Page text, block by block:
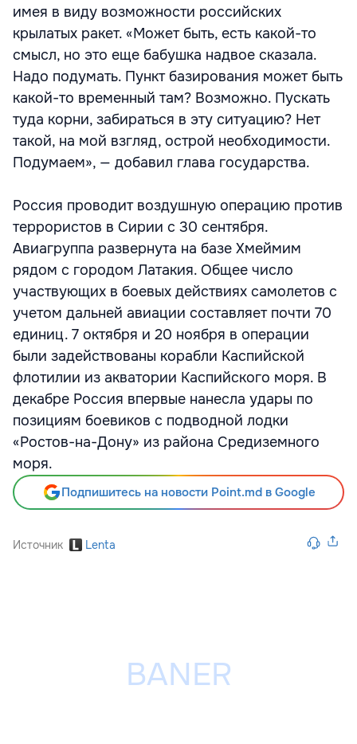
имея в виду возможности российских
крылатых ракет. «Может быть, есть какой-то
смысл, но это еще бабушка надвое сказала.
Надо подумать. Пункт базирования может быть
какой-то временный там? Возможно. Пускать
туда корни, забираться в эту ситуацию? Нет
такой, на мой взгляд, острой необходимости.
Подумаем», — добавил глава государства.
Россия проводит воздушную операцию против
террористов в Сирии с 30 сентября.
Авиагруппа развернута на базе Хмеймим
рядом с городом Латакия. Общее число
участвующих в боевых действиях самолетов с
учетом дальней авиации составляет почти 70
единиц. 7 октября и 20 ноября в операции
были задействованы корабли Каспийской
флотилии из акватории Каспийского моря. В
декабре Россия впервые нанесла удары по
позициям боевиков с подводной лодки
«Ростов-на-Дону» из района Средиземного
моря.
Подпишитесь на новости Point.md в Google
Источник Lenta